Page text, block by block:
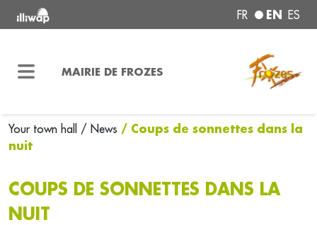
FR EN ES
MAIRIE DE FROZES
Your town hall / News / Coups de sonnettes dans la
nuit
COUPS DE SONNETTES DANS LA
NUIT